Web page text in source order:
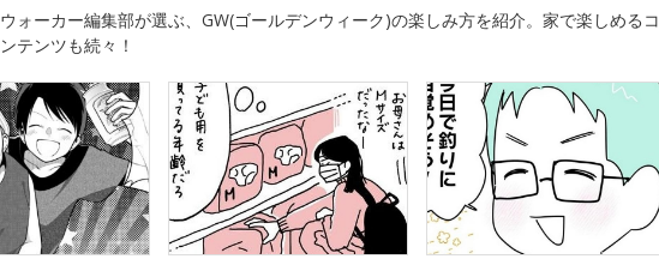
ウォーカー編集部が選ぶ、GW(ゴールデンウィーク)の楽しみ方を紹介。家で楽しめるコ
ンテンツも続々！